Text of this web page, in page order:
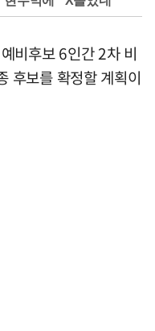
비후보 6인간 2차 비
후보를 확정할 계획이